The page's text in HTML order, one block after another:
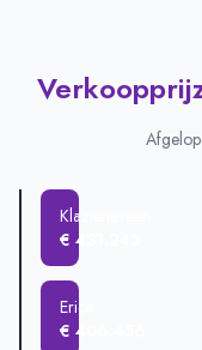
Klazienaveen
€ 431.243
Erica
€ 406.456